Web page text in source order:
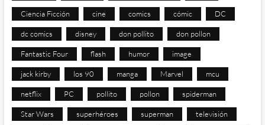
Ciencia Ficción cine comics cómic DC
dc comics disney don pollito don pollon
Fantastic Four flash humor image
jack kirby los 90 manga Marvel mcu
netflix PC pollito pollon spiderman
Star Wars superhéroes superman televisión